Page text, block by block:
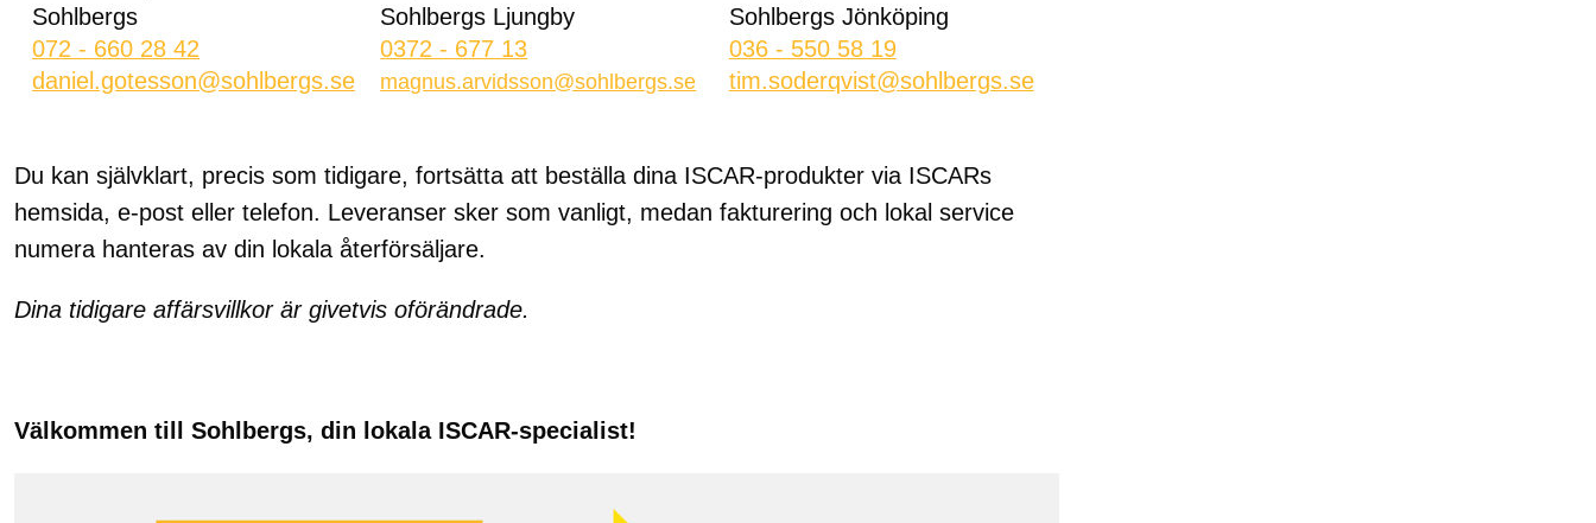
Sohlbergs
072 - 660 28 42
daniel.gotesson@sohlbergs.se
Sohlbergs Ljungby
0372 - 677 13
magnus.arvidsson@sohlbergs.se
Sohlbergs Jönköping
036 - 550 58 19
tim.soderqvist@sohlbergs.se
Du kan självklart, precis som tidigare, fortsätta att beställa dina ISCAR-produkter via ISCARs
hemsida, e-post eller telefon. Leveranser sker som vanligt, medan fakturering och lokal service
numera hanteras av din lokala återförsäljare.
Dina tidigare affärsvillkor är givetvis oförändrade.
Välkommen till Sohlbergs, din lokala ISCAR-specialist!